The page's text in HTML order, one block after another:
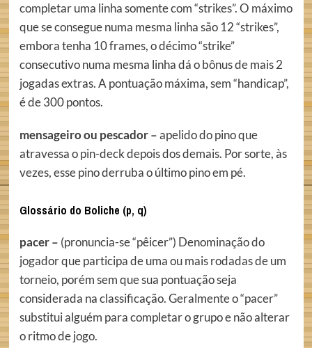
completar uma linha somente com “strikes”. O máximo
que se consegue numa mesma linha são 12 “strikes”,
embora tenha 10 frames, o décimo “strike”
consecutivo numa mesma linha dá o bônus de mais 2
jogadas extras. A pontuação máxima, sem “handicap”,
é de 300 pontos.
mensageiro ou pescador –apelido do pino que
atravessa o pin-deck depois dos demais. Por sorte, às
vezes, esse pino derruba o último pino em pé.
Glossário do Boliche (p, q)
pacer – (pronuncia-se “pêicer”) Denominação do
jogador que participa de uma ou mais rodadas de um
torneio, porém sem que sua pontuação seja
considerada na classificação. Geralmente o “pacer”
substitui alguém para completar o grupo e não alterar
o ritmo de jogo.